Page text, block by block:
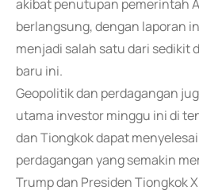
akibat penutupan pemerintah
berlangsung, dengan laporan
menjadi salah satu dari sedikit
baru ini.
Geopolitik dan perdagangan
utama investor minggu ini di
dan Tiongkok dapat
perdagangan yang semakin
Trump dan Presiden Tiongkok